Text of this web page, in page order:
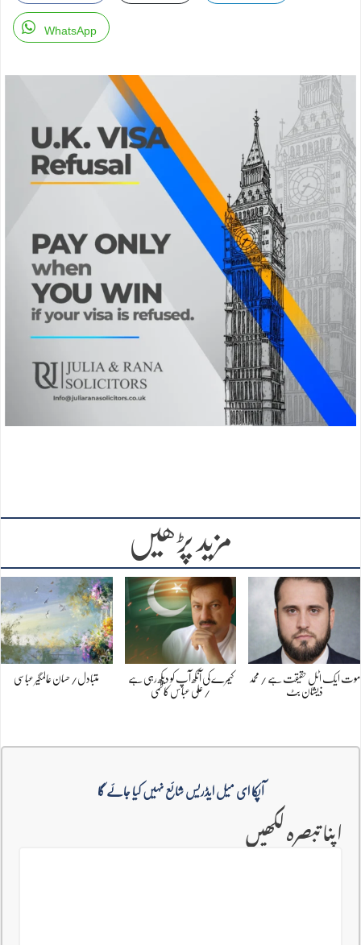
WhatsApp
مزید پڑھیں
موت ایک اٹل حقیقت ہے / محمد
ذیشان بٹ
کیمرے کی آنکھ آپ کو دیکھ رہی ہے
/ علی عباس کاظمی
متبادل/ حسان عالمگیر عباسی
آپکا ای میل ایڈریس شائع نہیں کیا جائے گا
اپنا تبصرہ لکھیں